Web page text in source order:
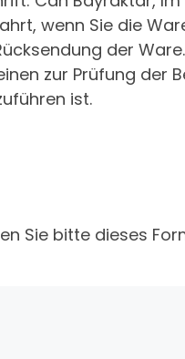
wenn Sie die
der
zur Prüfung der
ist.
Sie bitte dieses